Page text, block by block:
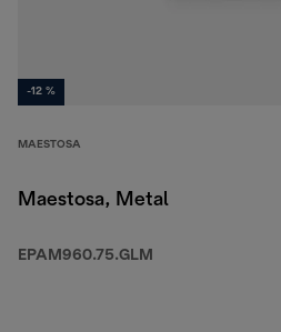
-12 %
MAESTOSA
Maestosa, Metal
EPAM960.75.GLM